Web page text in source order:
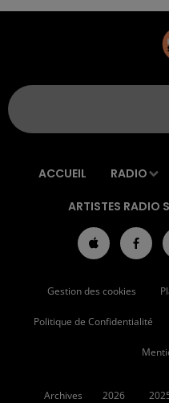
ACCUEIL RADIO
ARTISTES RADIO
Gestion des cookies
Politique de Confidentialité
Archives 2026